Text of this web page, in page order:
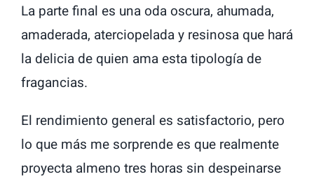
La parte final es una oda oscura, ahumada,
amaderada, aterciopelada y resinosa que hará
la delicia de quien ama esta tipología de
fragancias.
El rendimiento general es satisfactorio, pero
lo que más me sorprende es que realmente
proyecta almeno tres horas sin despeinarse